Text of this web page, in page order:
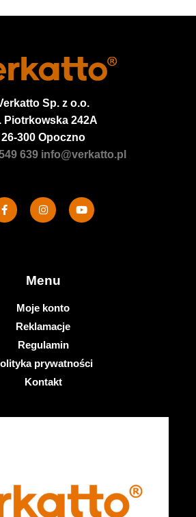
Sp. z o.o.
Piotrkowska 242A
26-300 Opoczno
639 info@verkatto.pl
Menu
Moje konto
Reklamacje
Regulamin
prywatności
Kontakt